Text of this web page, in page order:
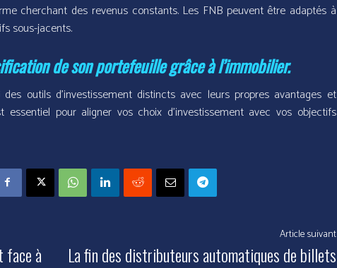
cherchant des revenus constants. Les FNB peuvent être adaptés à
sous-jacents.
de son portefeuille grâce à l’immobilier.
outils d’investissement distincts avec leurs propres avantages et
essentiel pour aligner vos choix d’investissement avec vos objectifs
face à
Article suivant
La fin des distributeurs automatiques de billets